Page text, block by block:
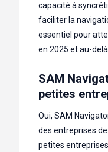
capacité à
faciliter la
essentiel pour
en 2025 et au-
SAM
petites
Oui, SAM
des entreprises
petites